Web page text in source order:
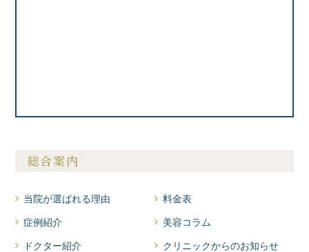
総合案内
当院が選ばれる理由
症例紹介
ドクター紹介
料金表
美容コラム
クリニックからのお知らせ